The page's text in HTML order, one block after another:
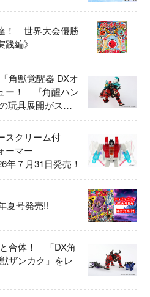
！ 世界大会優勝
編》
角獣覚醒器 DXオ
ー！ 『角醒ハン
玩具展開がスタ
スクリーム付
ーマー
年７月31日発売！
夏号発売!!
と合体！ 「DX角
ザンカク」をレ